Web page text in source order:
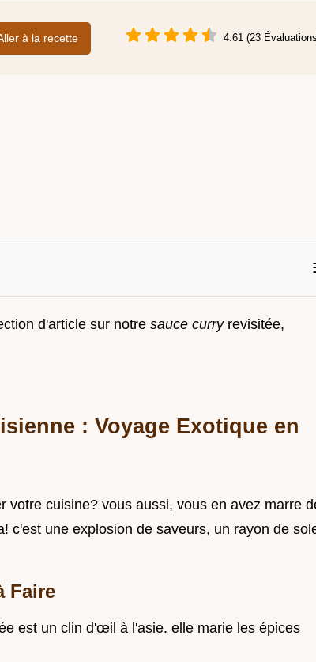
à la recette 4.61 (23
d'article sur notre sauce curry revisitée,
: Voyage Exotique en
votre cuisine? vous aussi, vous en avez marre
c'est une explosion de saveurs, un rayon de
Faire
est un clin d'œil à l'asie. elle marie les épices